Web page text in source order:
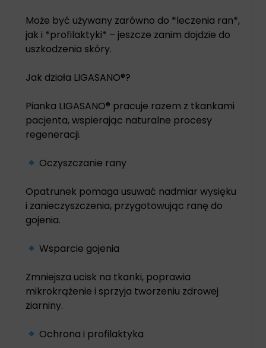
Może być używany zarówno do *leczenia ran*,
jak i *profilaktyki* – jeszcze zanim dojdzie do
uszkodzenia skóry.
Jak działa LIGASANO®?
Pianka LIGASANO® pracuje razem z tkankami
pacjenta, wspierając naturalne procesy
regeneracji.
Oczyszczanie rany
Opatrunek pomaga usuwać nadmiar wysięku
i zanieczyszczenia, przygotowując ranę do
gojenia.
Wsparcie gojenia
Zmniejsza ucisk na tkanki, poprawia
mikrokrążenie i sprzyja tworzeniu zdrowej
ziarniny.
Ochrona i profilaktyka